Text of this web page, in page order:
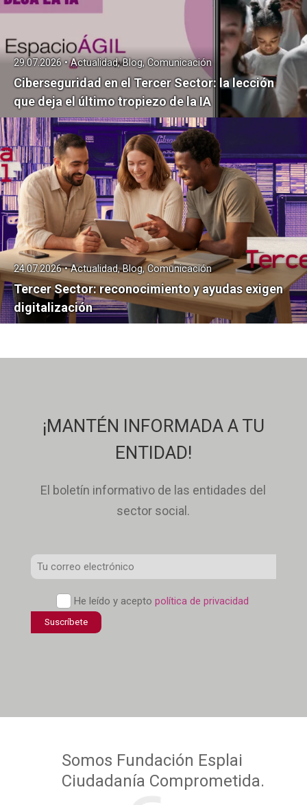
Ciberseguridad en el Tercer Sector: la lección
que deja el último tropiezo de la IA
29.07.2026 • Actualidad, Blog, Comunicación
Tercer Sector: reconocimiento y ayudas exigen
digitalización
24.07.2026 • Actualidad, Blog, Comunicación
¡MANTÉN INFORMADA A TU
ENTIDAD!
El boletín informativo de las entidades del
sector social.
*
Política
He leído y aceptopolítica de privacidad
Somos Fundación Esplai
Ciudadanía Comprometida.